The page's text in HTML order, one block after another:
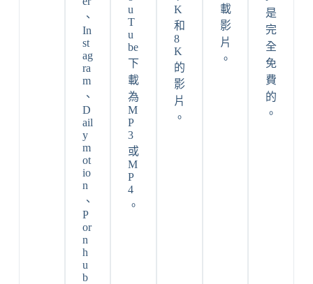
、
In
st
ag
ra
m
、
D
ail
y
m
ot
io
n
、
P
or
n
h
u
b
u
T
u
be
下
載
為
M
P
3
或
M
P
4
。
K
和
8
K
的
影
片
。
載
影
片
。
是
完
全
免
費
的
。